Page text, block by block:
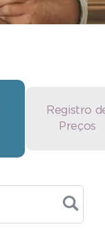
Registro
Preços